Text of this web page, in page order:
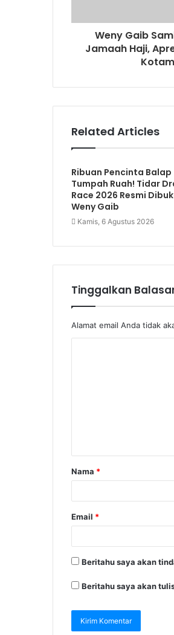
Weny Gaib
Jamaah Haji,
Related Articles
Ribuan Pencinta Balap
Tumpah Ruah! Tidar
Race 2026 Resmi
Weny Gaib
Kamis, 6 Agustus 2026
Tinggalkan
Alamat email Anda tidak
Nama *
Email *
Beritahu saya akan
Beritahu saya akan